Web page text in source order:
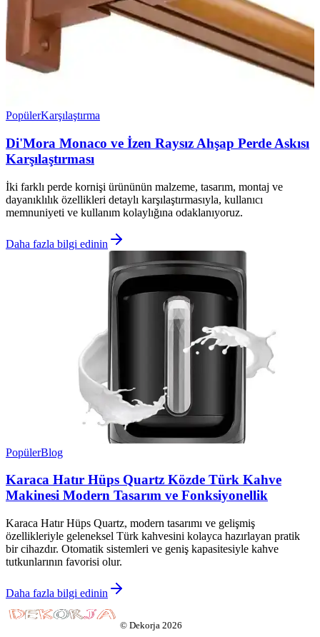
PopülerKarşılaştırma
Di'Mora Monaco ve İzen Raysız Ahşap Perde Askısı
Karşılaştırması
İki farklı perde kornişi ürününün malzeme, tasarım, montaj ve
dayanıklılık özellikleri detaylı karşılaştırmasıyla, kullanıcı
memnuniyeti ve kullanım kolaylığına odaklanıyoruz.
Daha fazla bilgi edinin
PopülerBlog
Karaca Hatır Hüps Quartz Közde Türk Kahve
Makinesi Modern Tasarım ve Fonksiyonellik
Karaca Hatır Hüps Quartz, modern tasarımı ve gelişmiş
özellikleriyle geleneksel Türk kahvesini kolayca hazırlayan pratik
bir cihazdır. Otomatik sistemleri ve geniş kapasitesiyle kahve
tutkunlarının favorisi olur.
Daha fazla bilgi edinin
© Dekorja 2026